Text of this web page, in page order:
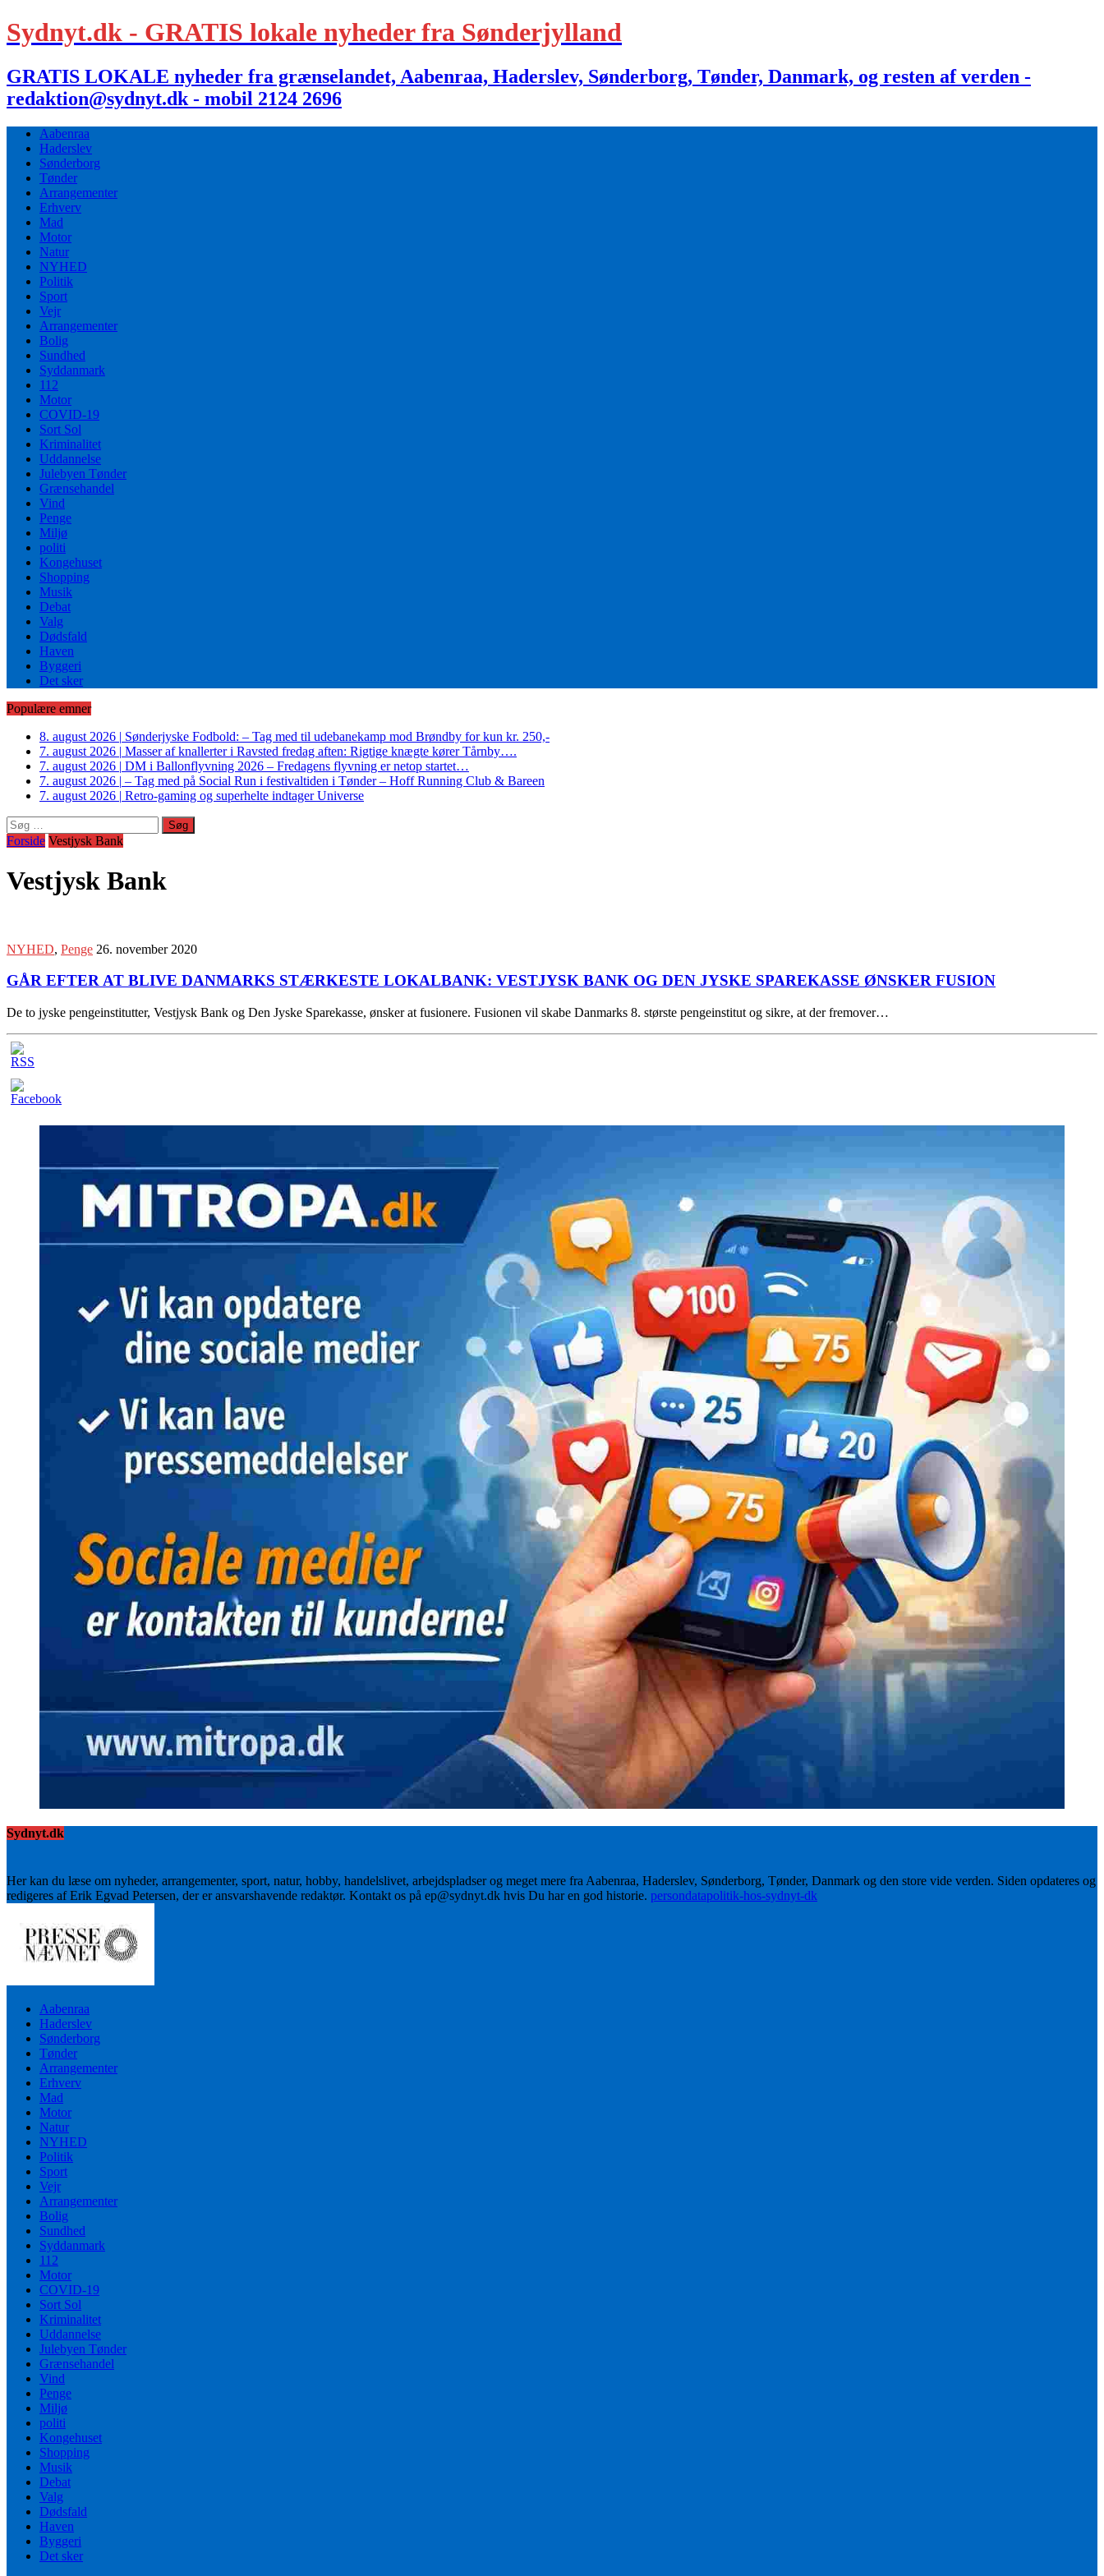
Sydnyt.dk - GRATIS lokale nyheder fra Sønderjylland
GRATIS LOKALE nyheder fra grænselandet, Aabenraa, Haderslev, Sønderborg, Tønder, Danmark, og resten af verden -
redaktion@sydnyt.dk - mobil 2124 2696
Aabenraa
Haderslev
Sønderborg
Tønder
Arrangementer
Erhverv
Mad
Motor
Natur
NYHED
Politik
Sport
Vejr
Arrangementer
Bolig
Sundhed
Syddanmark
112
Motor
COVID-19
Sort Sol
Kriminalitet
Uddannelse
Julebyen Tønder
Grænsehandel
Vind
Penge
Miljø
politi
Kongehuset
Shopping
Musik
Debat
Valg
Dødsfald
Haven
Byggeri
Det sker
Populære emner
8. august 2026 | Sønderjyske Fodbold: – Tag med til udebanekamp mod Brøndby for kun kr. 250,-
7. august 2026 | Masser af knallerter i Ravsted fredag aften: Rigtige knægte kører Tårnby….
7. august 2026 | DM i Ballonflyvning 2026 – Fredagens flyvning er netop startet…
7. august 2026 | – Tag med på Social Run i festivaltiden i Tønder – Hoff Running Club & Bareen
7. august 2026 | Retro-gaming og superhelte indtager Universe
Søg
efter:
Forside Vestjysk Bank
Vestjysk Bank
NYHED, Penge 26. november 2020
GÅR EFTER AT BLIVE DANMARKS STÆRKESTE LOKALBANK: VESTJYSK BANK OG DEN JYSKE SPAREKASSE ØNSKER FUSION
De to jyske pengeinstitutter, Vestjysk Bank og Den Jyske Sparekasse, ønsker at fusionere. Fusionen vil skabe Danmarks 8. største pengeinstitut og sikre, at der fremover…
Sydnyt.dk
Her kan du læse om nyheder, arrangementer, sport, natur, hobby, handelslivet, arbejdspladser og meget mere fra Aabenraa, Haderslev, Sønderborg, Tønder, Danmark og den store vide verden. Siden opdateres og
redigeres af Erik Egvad Petersen, der er ansvarshavende redaktør. Kontakt os på ep@sydnyt.dk hvis Du har en god historie. persondatapolitik-hos-sydnyt-dk
Aabenraa
Haderslev
Sønderborg
Tønder
Arrangementer
Erhverv
Mad
Motor
Natur
NYHED
Politik
Sport
Vejr
Arrangementer
Bolig
Sundhed
Syddanmark
112
Motor
COVID-19
Sort Sol
Kriminalitet
Uddannelse
Julebyen Tønder
Grænsehandel
Vind
Penge
Miljø
politi
Kongehuset
Shopping
Musik
Debat
Valg
Dødsfald
Haven
Byggeri
Det sker